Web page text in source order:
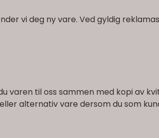
vi deg ny vare. Ved gyldig
varen til oss sammen med kopi av
alternativ vare dersom du som